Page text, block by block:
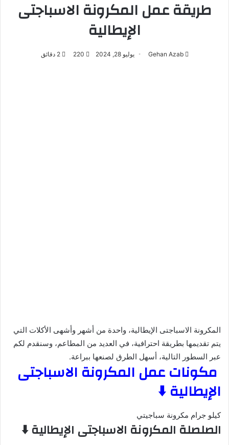
طريقة عمل المكرونة الاسباجتى
الإيطالية
Gehan Azab يوليو 28, 2024 220 2 دقائق
المكرونة الاسباجتى الإيطالية، واحدة من أشهر وأشهى الأكلات التي
يتم تقديمها بطريقة احترافية، في العديد من المطاعم، وسنقدم لكم
عبر السطور التالية، أسهل الطرق لصنعها ببراعة.
مكونات عمل المكرونة الاسباجتى
الإيطالية ⬇️
كيلو جرام مكرونة سباجيتي
الصلصلة المكرونة الاسباجتى الإيطالية⬇️